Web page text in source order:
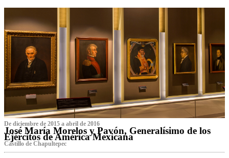
De diciembre de 2015 a abril de 2016
José María Morelos y Pavón, Generalísimo de los
Ejércitos de América Mexicana
C‌astillo de Chapultepec